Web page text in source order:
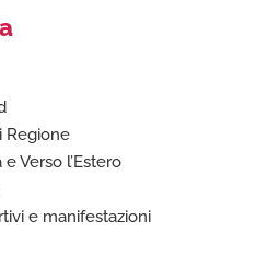
Regione
Verso l’Estero
e manifestazioni